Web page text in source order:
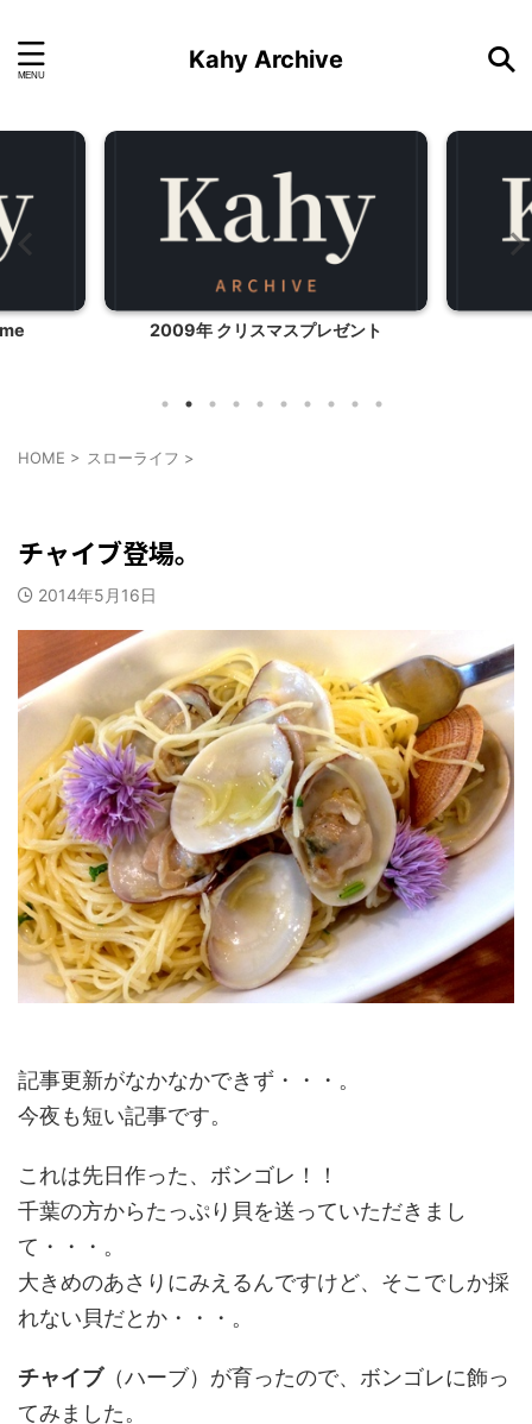
Kahy Archive
ト お弁当
HOME > スローライフ >
チャイブ登場。
2014年5月16日
記事更新がなかなかできず・・・。
今夜も短い記事です。
これは先日作った、ボンゴレ！！
千葉の方からたっぷり貝を送っていただきまし
て・・・。
大きめのあさりにみえるんですけど、そこでしか採
れない貝だとか・・・。
チャイブ（ハーブ）が育ったので、ボンゴレに飾っ
てみました。